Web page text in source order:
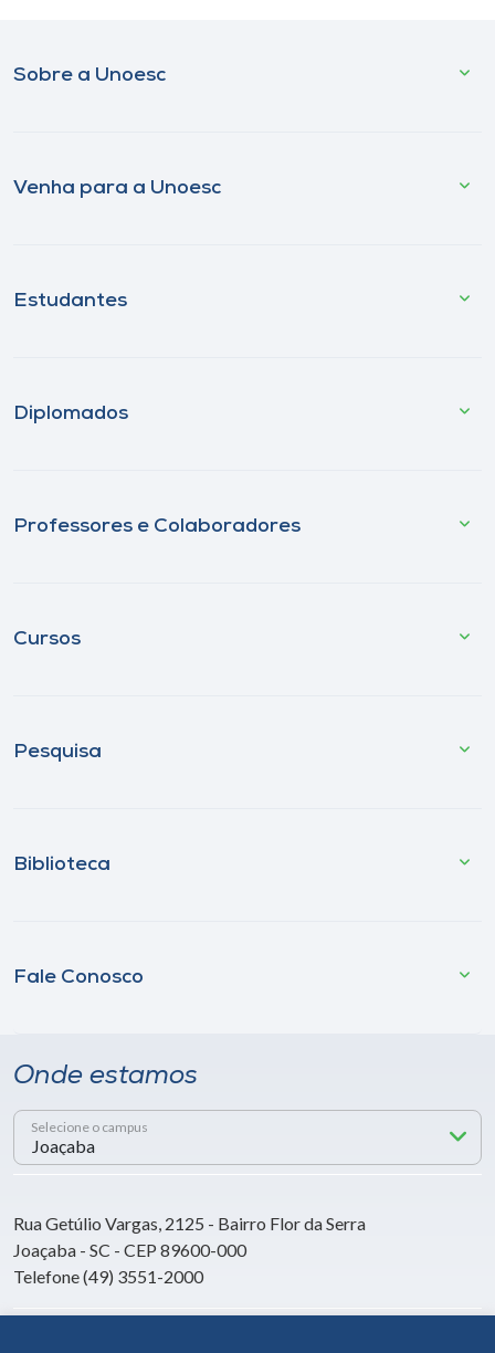
Sobre a Unoesc
Venha para a Unoesc
Estudantes
Diplomados
Professores e Colaboradores
Cursos
Pesquisa
Biblioteca
Fale Conosco
Onde estamos
Selecione o campus
Rua Getúlio Vargas, 2125 - Bairro Flor da Serra
Joaçaba - SC - CEP 89600-000
Telefone (49) 3551-2000